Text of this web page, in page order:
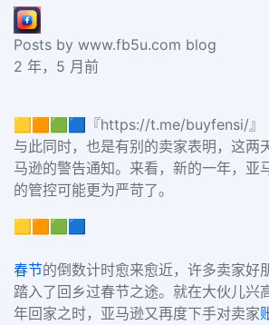
Posts by www.fb5u.com blog
2 年，5 月前
🟨🟧🟩🟦『https://t.me/buyfensi/』
与此同时，也是有别的卖家表明，这两
马逊的警告通知。来看，新的一年，亚
的管控可能更为严苛了。
🟨🟧🟩🟦
春节的倒数计时愈来愈近，许多卖家好
踏入了回乡过春节之途。就在大伙儿兴
年回家之时，亚马逊又再度下手对卖家